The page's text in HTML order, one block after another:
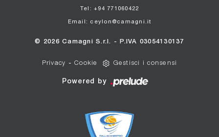
Tel: +94 771060422
Email: ceylon@camagni.it
© 2026 Camagni S.r.l. - P.IVA 03054130137
Privacy -Cookie Gestisci i consensi
Powered by